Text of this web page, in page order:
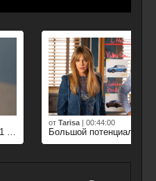
от Tarisa | 00:44:00